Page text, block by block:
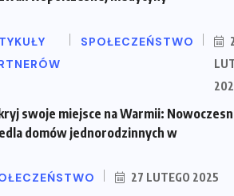
SPOŁECZEŃSTWO
swoje miejsce na Warmii:
domów jednorodzinnych w
27 LUTEGO 2025